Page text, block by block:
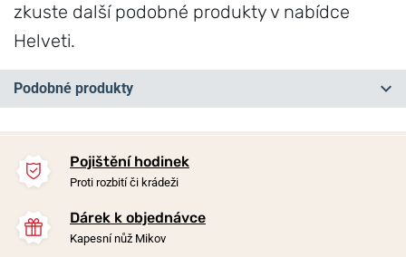
zkuste další podobné produkty v nabídce
Helveti.
Podobné produkty
Pojištění hodinek
Proti rozbití či krádeži
Dárek k objednávce
Kapesní nůž Mikov